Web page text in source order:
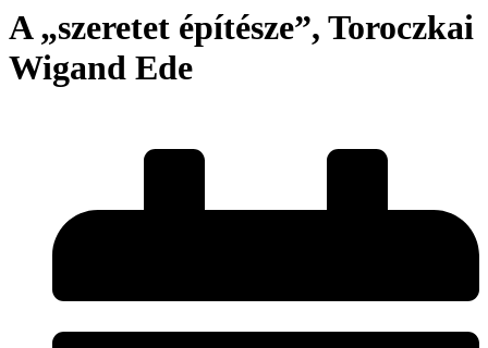
A „szeretet építésze”, Toroczkai
Wigand Ede